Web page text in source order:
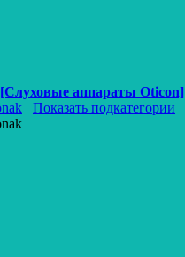
[Слуховые аппараты Oticon]
Показать подкатегории